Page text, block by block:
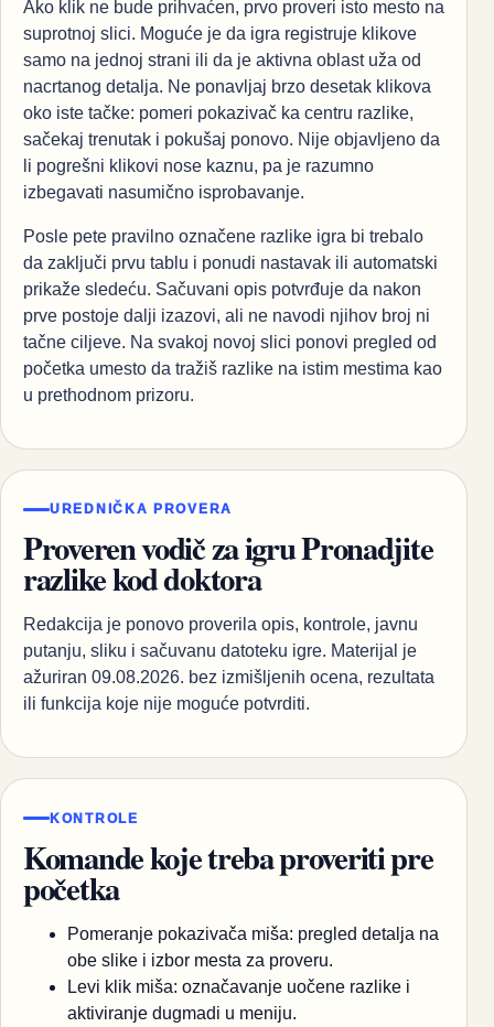
Ako klik ne bude prihvaćen, prvo proveri isto mesto na
suprotnoj slici. Moguće je da igra registruje klikove
samo na jednoj strani ili da je aktivna oblast uža od
nacrtanog detalja. Ne ponavljaj brzo desetak klikova
oko iste tačke: pomeri pokazivač ka centru razlike,
sačekaj trenutak i pokušaj ponovo. Nije objavljeno da
li pogrešni klikovi nose kaznu, pa je razumno
izbegavati nasumično isprobavanje.
Posle pete pravilno označene razlike igra bi trebalo
da zaključi prvu tablu i ponudi nastavak ili automatski
prikaže sledeću. Sačuvani opis potvrđuje da nakon
prve postoje dalji izazovi, ali ne navodi njihov broj ni
tačne ciljeve. Na svakoj novoj slici ponovi pregled od
početka umesto da tražiš razlike na istim mestima kao
u prethodnom prizoru.
UREDNIČKA PROVERA
Proveren vodič za igru Pronadjite
razlike kod doktora
Redakcija je ponovo proverila opis, kontrole, javnu
putanju, sliku i sačuvanu datoteku igre. Materijal je
ažuriran 09.08.2026. bez izmišljenih ocena, rezultata
ili funkcija koje nije moguće potvrditi.
KONTROLE
Komande koje treba proveriti pre
početka
Pomeranje pokazivača miša: pregled detalja na
obe slike i izbor mesta za proveru.
Levi klik miša: označavanje uočene razlike i
aktiviranje dugmadi u meniju.